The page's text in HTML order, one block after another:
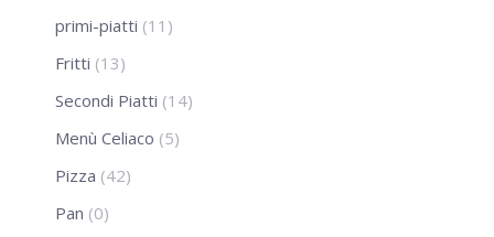
primi-piatti (11)
Fritti (13)
Secondi Piatti (14)
Menù Celiaco (5)
Pizza (42)
Pan (0)